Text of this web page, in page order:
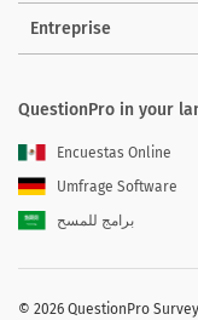
Entreprise
QuestionPro in your
Encuestas Online
Umfrage Software
برامج للمسح
© 2026 QuestionPro